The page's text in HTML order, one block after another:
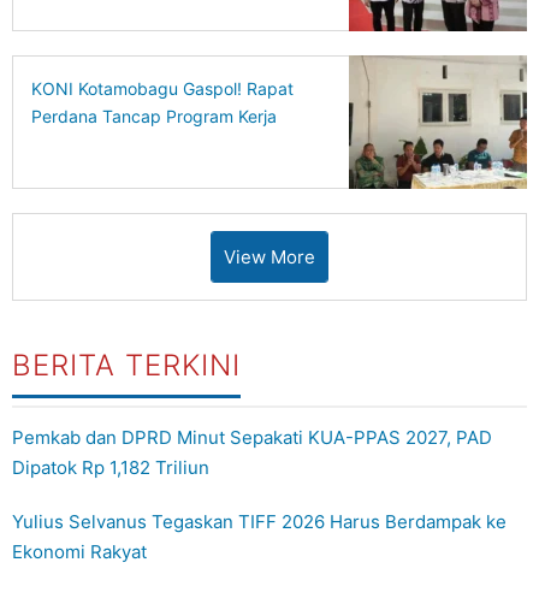
KONI Kotamobagu Gaspol! Rapat
Perdana Tancap Program Kerja
View More
BERITA TERKINI
Pemkab dan DPRD Minut Sepakati KUA-PPAS 2027, PAD
Dipatok Rp 1,182 Triliun
Yulius Selvanus Tegaskan TIFF 2026 Harus Berdampak ke
Ekonomi Rakyat